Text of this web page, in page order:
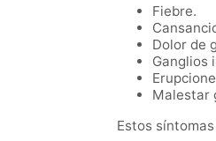
Fiebre.
Dolor de
Ganglios
Malestar
Estos